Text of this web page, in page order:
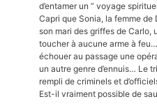
d’entamer un ” voyage
Capri que Sonia, la femme de
son mari des griffes de
toucher à aucune arme à
échouer au passage une
un autre genre d’ennuis… Le
rempli de criminels et
Est-il vraiment possible de